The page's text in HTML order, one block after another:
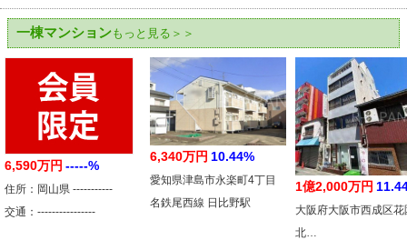
一棟マンションもっと見る＞＞
6,590万円 -----%
住所：岡山県 -----------
交通：----------------
6,340万円 10.44%
愛知県津島市永楽町4丁目
名鉄尾西線 日比野駅
1億2,000万円
大阪府大阪市西成区花
北…